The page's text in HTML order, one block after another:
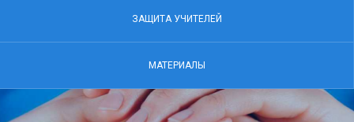
ЗАЩИТА УЧИТЕЛЕЙ
МАТЕРИАЛЫ